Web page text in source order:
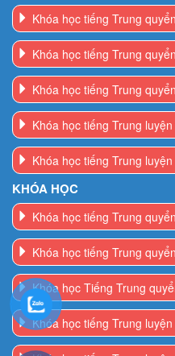
Khóa học tiếng Trung
Khóa học tiếng Trung
Khóa học tiếng Trung
Khóa học tiếng Trung
Khóa học tiếng Trung
KHÓA HỌC
Khóa học tiếng Trung
Khóa học tiếng Trung
Khóa học Tiếng Trung
Khóa học tiếng Trung luyện